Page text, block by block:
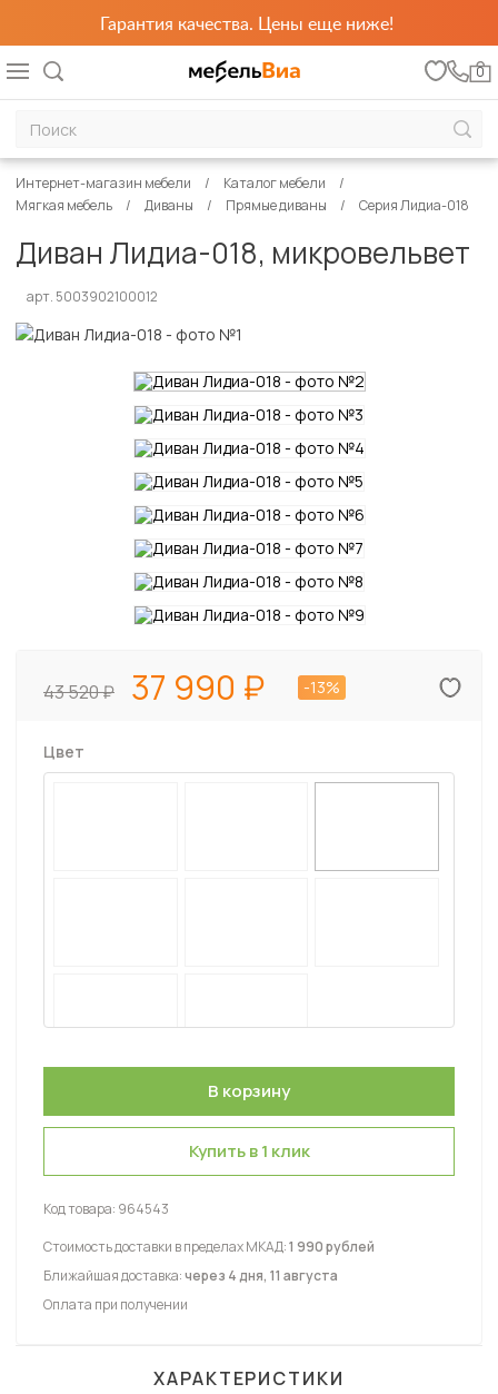
Гарантия качества. Цены еще ниже!
0
Интернет-магазин мебели
Каталог мебели
Мягкая мебель
Диваны Прямые диваны Серия Лидиа-018
Диван Лидиа-018, микровельвет
арт. 5003902100012
43 520 37 990 -13%
Цвет
Купить в 1 клик
Код товара: 964543
Стоимость доставки в пределах МКАД:1 990 рублей
Ближайшая доставка:через 4 дня, 11 августа
Оплата при получении
ХАРАКТЕРИСТИКИ